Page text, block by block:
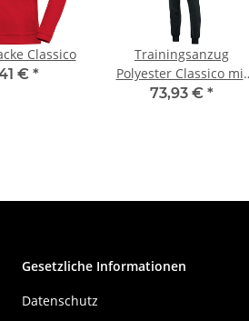
Classico
€ *
Trainingsanzug
Polyester Classico mit
Kapuze
73,93 € *
Gesetzliche Informationen
Datenschutz